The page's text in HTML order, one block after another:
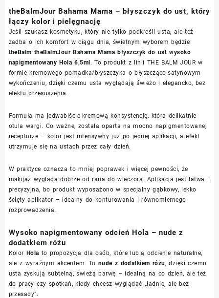
theBalmJour Bahama Mama – błyszczyk do ust, który
łączy kolor i pielęgnację
Jeśli szukasz kosmetyku, który nie tylko podkreśli usta, ale też
zadba o ich komfort w ciągu dnia, świetnym wyborem będzie
theBalm theBalmJour Bahama Mama błyszczyk do ust wysoko
napigmentowany Hola 6,5ml. To produkt z linii THE BALM JOUR w
formie kremowego pomadka/błyszczyka o błyszcząco-satynowym
wykończeniu, dzięki czemu usta wyglądają świeżo i elegancko, bez
efektu przesuszenia.
Formuła ma jedwabiście-kremową konsystencję, która delikatnie
otula wargi. Co ważne, została oparta na mocno napigmentowanej
recepturze – kolor jest intensywny już po jednej aplikacji, a efekt
utrzymuje się na ustach przez cały dzień.
W praktyce oznacza to mniej poprawek i więcej pewności, że
makijaż wygląda dobrze od rana do wieczora. Aplikacja jest łatwa i
precyzyjna, bo produkt wyposażono w specjalny gąbkowy, lekko
ścięty aplikator – idealny do konturowania i równomiernego
rozprowadzenia.
Wysoko napigmentowany odcień Hola – nude z
dodatkiem różu
Kolor Hola to propozycja dla osób, które lubią odcienie naturalne,
ale z wyraźnym akcentem. To nude z dodatkiem różu , dzięki czemu
usta zyskują subtelną, świeżą barwę – idealną na co dzień, ale też
do pracy czy spotkań, kiedy chcesz wyglądać „ładnie, ale bez
przesady”.